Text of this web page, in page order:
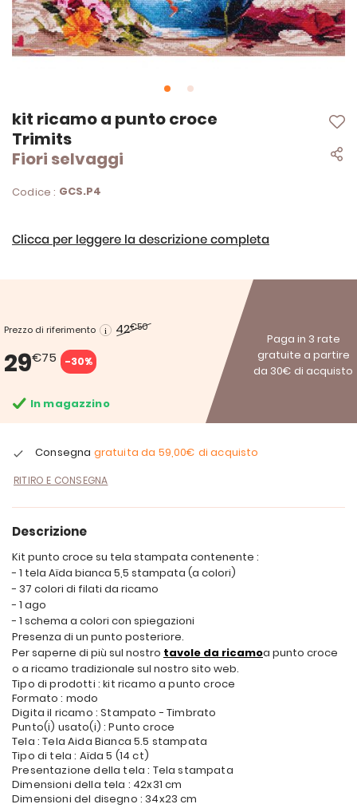
kit ricamo a punto croce
Trimits
Fiori selvaggi
Codice : GCS.P4
Clicca per leggere la descrizione completa
Prezzo di riferimento 42€50
29€75 -30%
Paga in 3 rate
gratuite a partire
da 30€ di acquisto
In magazzino
Consegna gratuita da 59,00€ di acquisto
RITIRO E CONSEGNA
Vai
all'inizio
della
galleria
immagini
Descrizione
Kit punto croce su tela stampata contenente :
- 1 tela Aïda bianca 5,5 stampata (a colori)
- 37 colori di filati da ricamo
- 1 ago
- 1 schema a colori con spiegazioni
Presenza di un punto posteriore.
Per saperne di più sul nostro tavole da ricamoa punto croce
o a ricamo tradizionale sul nostro sito web.
Tipo di prodotti : kit ricamo a punto croce
Formato : modo
Digita il ricamo : Stampato - Timbrato
Punto(i) usato(i) : Punto croce
Tela : Tela Aida Bianca 5.5 stampata
Tipo di tela : Aïda 5 (14 ct)
Presentazione della tela : Tela stampata
Dimensioni della tela : 42x31 cm
Dimensioni del disegno : 34x23 cm